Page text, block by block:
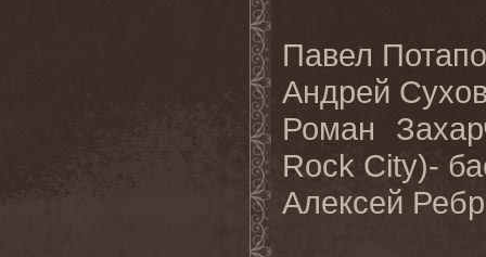
Павел
Андрей
Роман
Rock City)-
Алексей